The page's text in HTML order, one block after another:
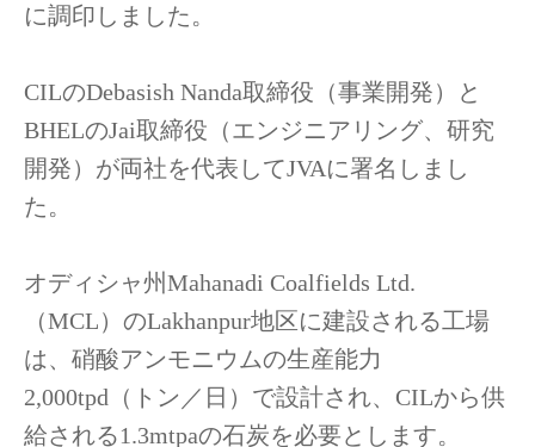
に調印しました。
CILのDebasish Nanda取締役（事業開発）と
BHELのJai取締役（エンジニアリング、研究
開発）が両社を代表してJVAに署名しまし
た。
オディシャ州Mahanadi Coalfields Ltd.
（MCL）のLakhanpur地区に建設される工場
は、硝酸アンモニウムの生産能力
2,000tpd（トン／日）で設計され、CILから供
給される1.3mtpaの石炭を必要とします。